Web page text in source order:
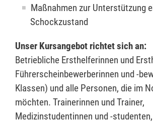
Maßnahmen zur Unterstützung
Schockzustand
Unser Kursangebot richtet sich an:
Betriebliche Ersthelferinnen und
Führerscheinbewerberinnen und -
Klassen) und alle Personen, die im
möchten. Trainerinnen und Trainer,
Medizinstudentinnen und -studenten,